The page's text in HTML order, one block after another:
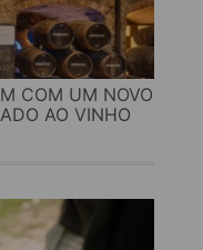
COM UM NOVO
AO VINHO